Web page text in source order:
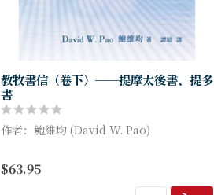
教牧書信（卷下）──提摩太後書、提多
書
作者：鮑維均 (David W. Pao)
書外，更糅合了相關的教父著作、猶太著
作、希臘羅馬文學著作、死海古卷、莎草...
$63.95